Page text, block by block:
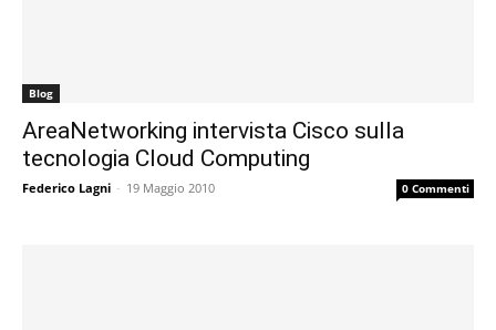
Blog
AreaNetworking intervista Cisco sulla
tecnologia Cloud Computing
Federico Lagni - 19 Maggio 2010 0 Commenti